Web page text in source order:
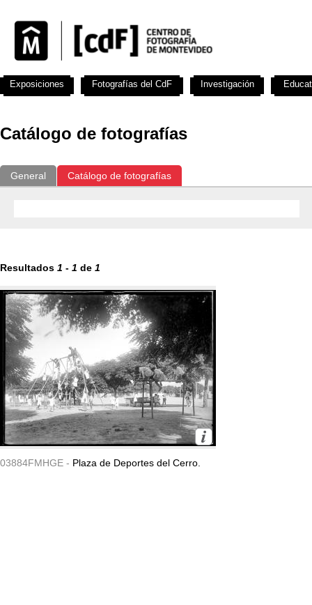
Catálogo de fotografías
General Catálogo de fotografías
Resultados 1 - 1 de 1
03884FMHGE - Plaza de Deportes del Cerro.
Exposiciones Fotografías del CdF Investigación